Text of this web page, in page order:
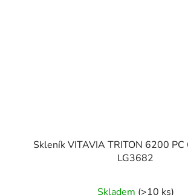
Skleník VITAVIA TRITON 6200 PC
LG3682
Skladem (>10 ks)